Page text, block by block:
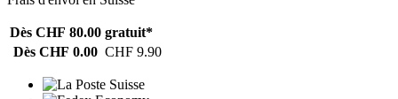
Dès CHF 80.00 gratuit*
Dès CHF 0.00 CHF 9.90